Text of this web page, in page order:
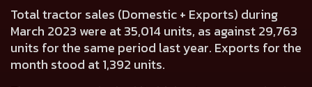
Total tractor sales (Domestic + Exports) during
March 2023 were at 35,014 units, as against 29,763
units for the same period last year. Exports for the
month stood at 1,392 units.